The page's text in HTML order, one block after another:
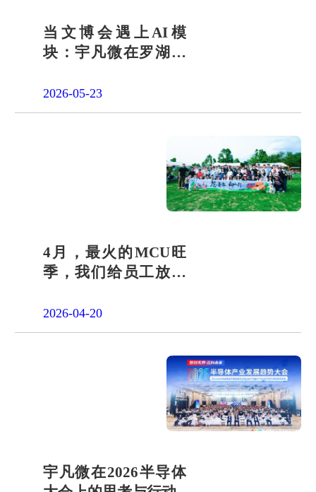
当文博会遇上AI模
块：宇凡微在罗湖展
答卷
2026-05-23
4月，最火的MCU旺
季，我们给员工放了
2026-04-20
宇凡微在2026半导体